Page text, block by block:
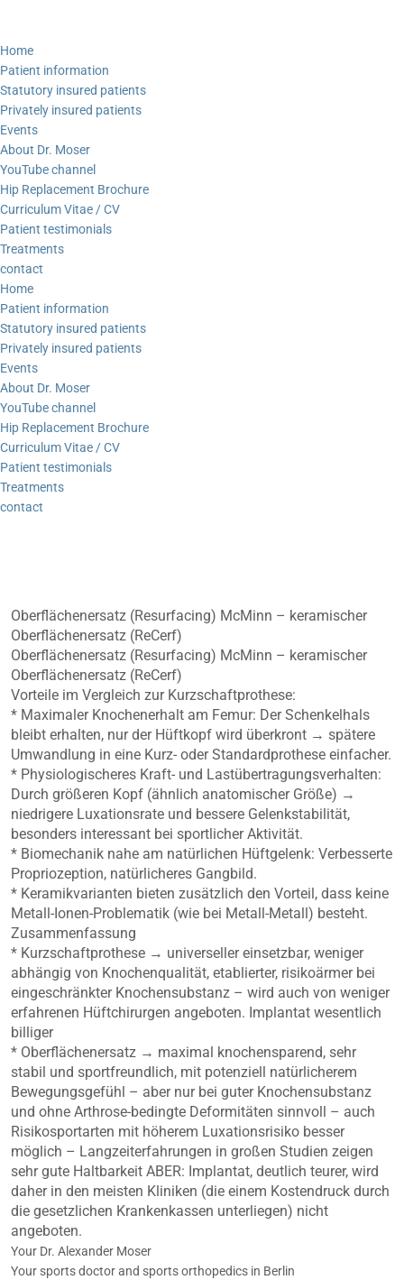
Home
Patient information
Statutory insured patients
Privately insured patients
Events
About Dr. Moser
YouTube channel
Hip Replacement Brochure
Curriculum Vitae / CV
Patient testimonials
Treatments
contact
Home
Patient information
Statutory insured patients
Privately insured patients
Events
About Dr. Moser
YouTube channel
Hip Replacement Brochure
Curriculum Vitae / CV
Patient testimonials
Treatments
contact
Oberflächenersatz (Resurfacing) McMinn – keramischer
Oberflächenersatz (ReCerf)
Oberflächenersatz (Resurfacing) McMinn – keramischer
Oberflächenersatz (ReCerf)
Vorteile im Vergleich zur Kurzschaftprothese:
* Maximaler Knochenerhalt am Femur: Der Schenkelhals
bleibt erhalten, nur der Hüftkopf wird überkront → spätere
Umwandlung in eine Kurz- oder Standardprothese einfacher.
* Physiologischeres Kraft- und Lastübertragungsverhalten:
Durch größeren Kopf (ähnlich anatomischer Größe) →
niedrigere Luxationsrate und bessere Gelenkstabilität,
besonders interessant bei sportlicher Aktivität.
* Biomechanik nahe am natürlichen Hüftgelenk: Verbesserte
Propriozeption, natürlicheres Gangbild.
* Keramikvarianten bieten zusätzlich den Vorteil, dass keine
Metall-Ionen-Problematik (wie bei Metall-Metall) besteht.
Zusammenfassung
* Kurzschaftprothese → universeller einsetzbar, weniger
abhängig von Knochenqualität, etablierter, risikoärmer bei
eingeschränkter Knochensubstanz – wird auch von weniger
erfahrenen Hüftchirurgen angeboten. Implantat wesentlich
billiger
* Oberflächenersatz → maximal knochensparend, sehr
stabil und sportfreundlich, mit potenziell natürlicherem
Bewegungsgefühl – aber nur bei guter Knochensubstanz
und ohne Arthrose-bedingte Deformitäten sinnvoll – auch
Risikosportarten mit höherem Luxationsrisiko besser
möglich – Langzeiterfahrungen in großen Studien zeigen
sehr gute Haltbarkeit ABER: Implantat, deutlich teurer, wird
daher in den meisten Kliniken (die einem Kostendruck durch
die gesetzlichen Krankenkassen unterliegen) nicht
angeboten.
Your Dr. Alexander Moser
Your sports doctor and sports orthopedics in Berlin